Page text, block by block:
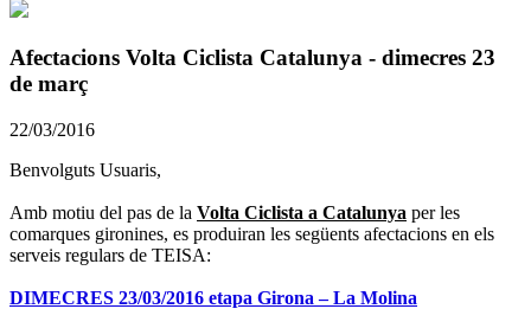
Afectacions Volta Ciclista Catalunya - dimecres 23
de març
22/03/2016
Benvolguts Usuaris,
Amb motiu del pas de la Volta Ciclista a Catalunya per les
comarques gironines, es produiran les següents afectacions en els
serveis regulars de TEISA:
DIMECRES 23/03/2016 etapa Girona – La Molina